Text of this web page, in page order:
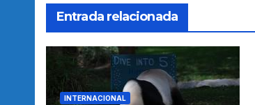
Entrada relacionada
INTERNACIONAL